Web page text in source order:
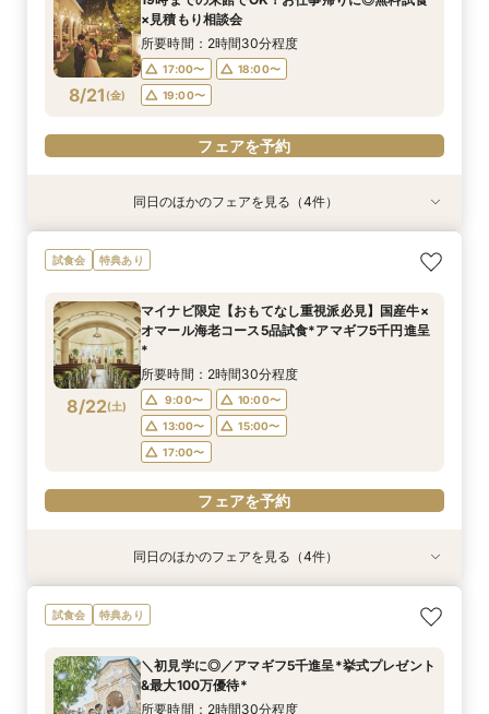
8/20(木)
17:00〜
18:00〜
19:00〜
フェアを予約
8/20(木)
11:00〜 15:00〜
フェアを予約
8/20(木)
11:00〜 15:00〜
フェアを予約
8/20(木)
11:00〜 15:00〜
フェアを予約
8/21 (金)
×見積もり相談会
所要時間：2時間30分程度
17:00〜
18:00〜
19:00〜
フェアを予約
特典あり
8/21(金)
【平日限定】貸切邸宅×チャペル見学×美食試食
のよくばりフェア
11:00〜 15:00〜
フェアを予約
8/21(金)
会費制ウェディング相談会｜気軽に、でもちゃん
と叶う結婚式
11:00〜 15:00〜
フェアを予約
8/21(金)
【効率的に見学＆相談】60分フェア＊次回使え
る試食チケット付
11:00〜 15:00〜
フェアを予約
特典あり
8/21(金)
【ご家族で叶える素敵なWeddingを】少人数W
相談会
11:00〜 15:00〜
フェアを予約
同日のほかのフェアを見る（4件）
試食会 特典あり
8/22(土)
マイナビ限定【おもてなし重視派必見】国産牛×
オマール海老コース5品試食*アマギフ5千円進呈
*
所要時間：2時間30分程度
9:00〜
10:00〜
13:00〜
15:00〜
17:00〜
フェアを予約
特典あり
8/22(土)
マイナビ限定＼初見学に◎／アマギフ5千円進呈*
挙式プレゼント&最大100万優待*
9:00〜
10:00〜
13:00〜
15:00〜
特典あり
8/22(土)
【愛犬と叶える】リングドッグ相談会×1日1組貸
切体験フェア
9:00〜
10:00〜
13:00〜
15:00〜
特典あり
8/22(土)
【少人数婚ご検討の方】5品無料試食×料理ラン
クアップ特典付*
9:00〜
10:00〜
13:00〜
15:00〜
特典あり
8/22(土)
*後悔しない見積比較*2件目見学大歓迎｜15大特
典×絶品試食付
9:00〜
10:00〜
13:00〜
15:00〜
同日のほかのフェアを見る（4件）
試食会 特典あり
＼初見学に◎／アマギフ5千進呈*挙式プレゼント
&最大100万優待*
所要時間：2時間30分程度